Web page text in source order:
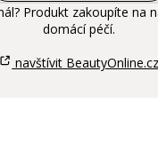
Produkt zakoupíte na
domácí péčí.
navštívit BeautyOnline.cz